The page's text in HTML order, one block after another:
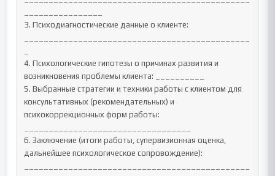
3. Психодиагностические данные о клиенте:
4. Психологические гипотезы о причинах развития и
возникновения проблемы клиента: __________
5. Выбранные стратегии и техники работы с клиентом для
консультативных (рекомендательных) и
психокоррекционных форм работы:
6. Заключение (итоги работы, супервизионная оценка,
дальнейшее психологическое сопровождение):